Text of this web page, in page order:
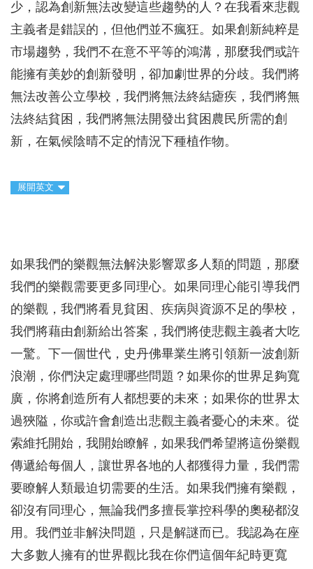
少，認為創新無法改變這些趨勢的人？在我看來悲觀
主義者是錯誤的，但他們並不瘋狂。如果創新純粹是
市場趨勢，我們不在意不平等的鴻溝，那麼我們或許
能擁有美妙的創新發明，卻加劇世界的分歧。我們將
無法改善公立學校，我們將無法終結瘧疾，我們將無
法終結貧困，我們將無法開發出貧困農民所需的創
新，在氣候陰晴不定的情況下種植作物。
展開英文
如果我們的樂觀無法解決影響眾多人類的問題，那麼
我們的樂觀需要更多同理心。如果同理心能引導我們
的樂觀，我們將看見貧困、疾病與資源不足的學校，
我們將藉由創新給出答案，我們將使悲觀主義者大吃
一驚。下一個世代，史丹佛畢業生將引領新一波創新
浪潮，你們決定處理哪些問題？如果你的世界足夠寬
廣，你將創造所有人都想要的未來；如果你的世界太
過狹隘，你或許會創造出悲觀主義者憂心的未來。從
索維托開始，我開始瞭解，如果我們希望將這份樂觀
傳遞給每個人，讓世界各地的人都獲得力量，我們需
要瞭解人類最迫切需要的生活。如果我們擁有樂觀，
卻沒有同理心，無論我們多擅長掌控科學的奧秘都沒
用。我們並非解決問題，只是解謎而已。我認為在座
大多數人擁有的世界觀比我在你們這個年紀時更寬